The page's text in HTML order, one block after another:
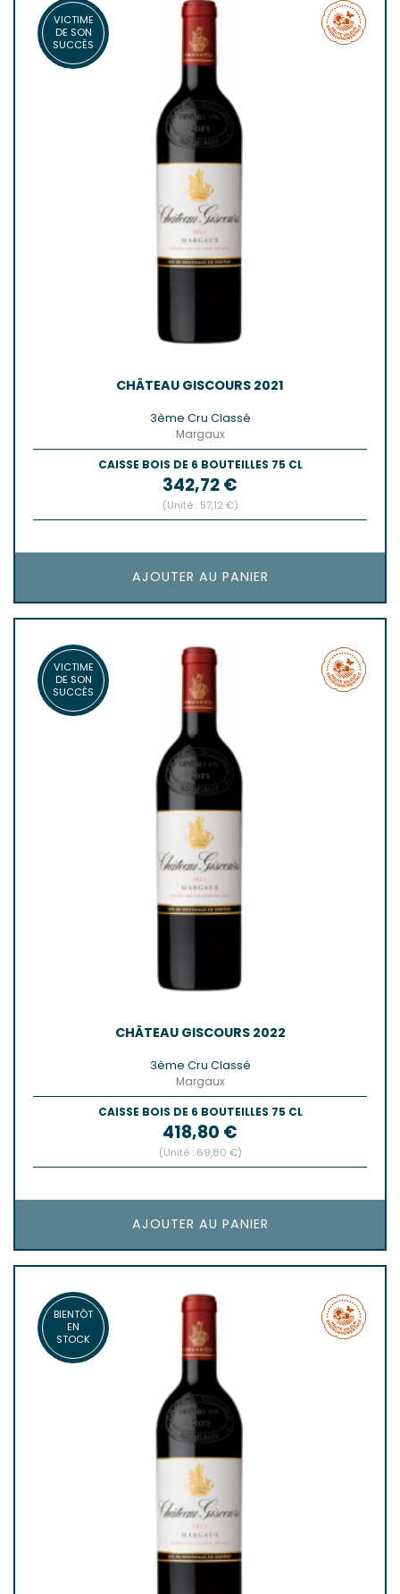
CHÂTEAU GISCOURS 2021
3ème Cru Classé
Margaux
CAISSE BOIS DE 6 BOUTEILLES 75 CL
Prix
342,72 €
(Unité : 57,12 €)
AJOUTER AU PANIER
VICTIME
DE SON
SUCCÈS
CHÂTEAU GISCOURS 2022
3ème Cru Classé
Margaux
CAISSE BOIS DE 6 BOUTEILLES 75 CL
Prix
418,80 €
(Unité : 69,80 €)
AJOUTER AU PANIER
VICTIME
DE SON
SUCCÈS
BIENTÔT
EN
STOCK